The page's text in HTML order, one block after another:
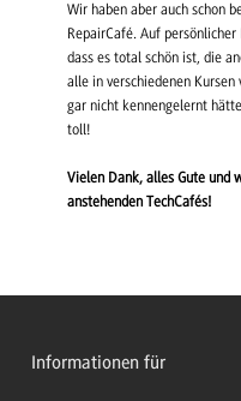
Wir haben aber auch schon
RepairCafé. Auf
dass es total schön ist, die
alle in verschiedenen
gar nicht kennengelernt
toll!
Vielen Dank, alles Gute und
anstehenden TechCafés!
Informationen für